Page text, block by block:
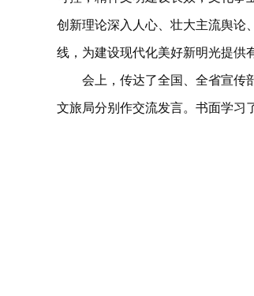
创新理论深入人心、壮大主流舆论
线，为建设现代化美好新明光提供
会上，传达了全国、全省宣传部
文旅局分别作交流发言。书面学习